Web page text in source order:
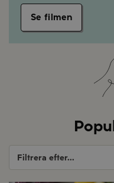
Se filmen
Filtrera efter...